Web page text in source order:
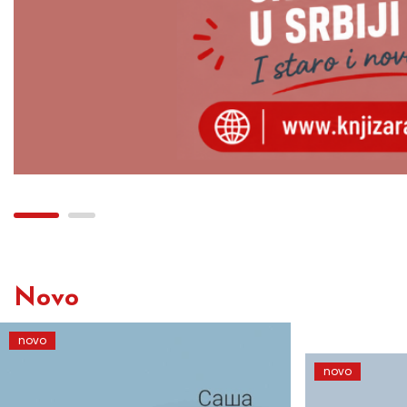
Novo
novo
novo